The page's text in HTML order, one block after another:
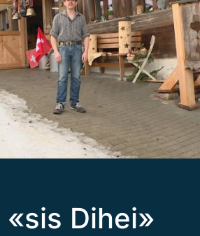
Dihei»